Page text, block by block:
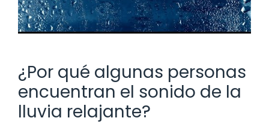
¿Por qué algunas personas
encuentran el sonido de la
lluvia relajante?